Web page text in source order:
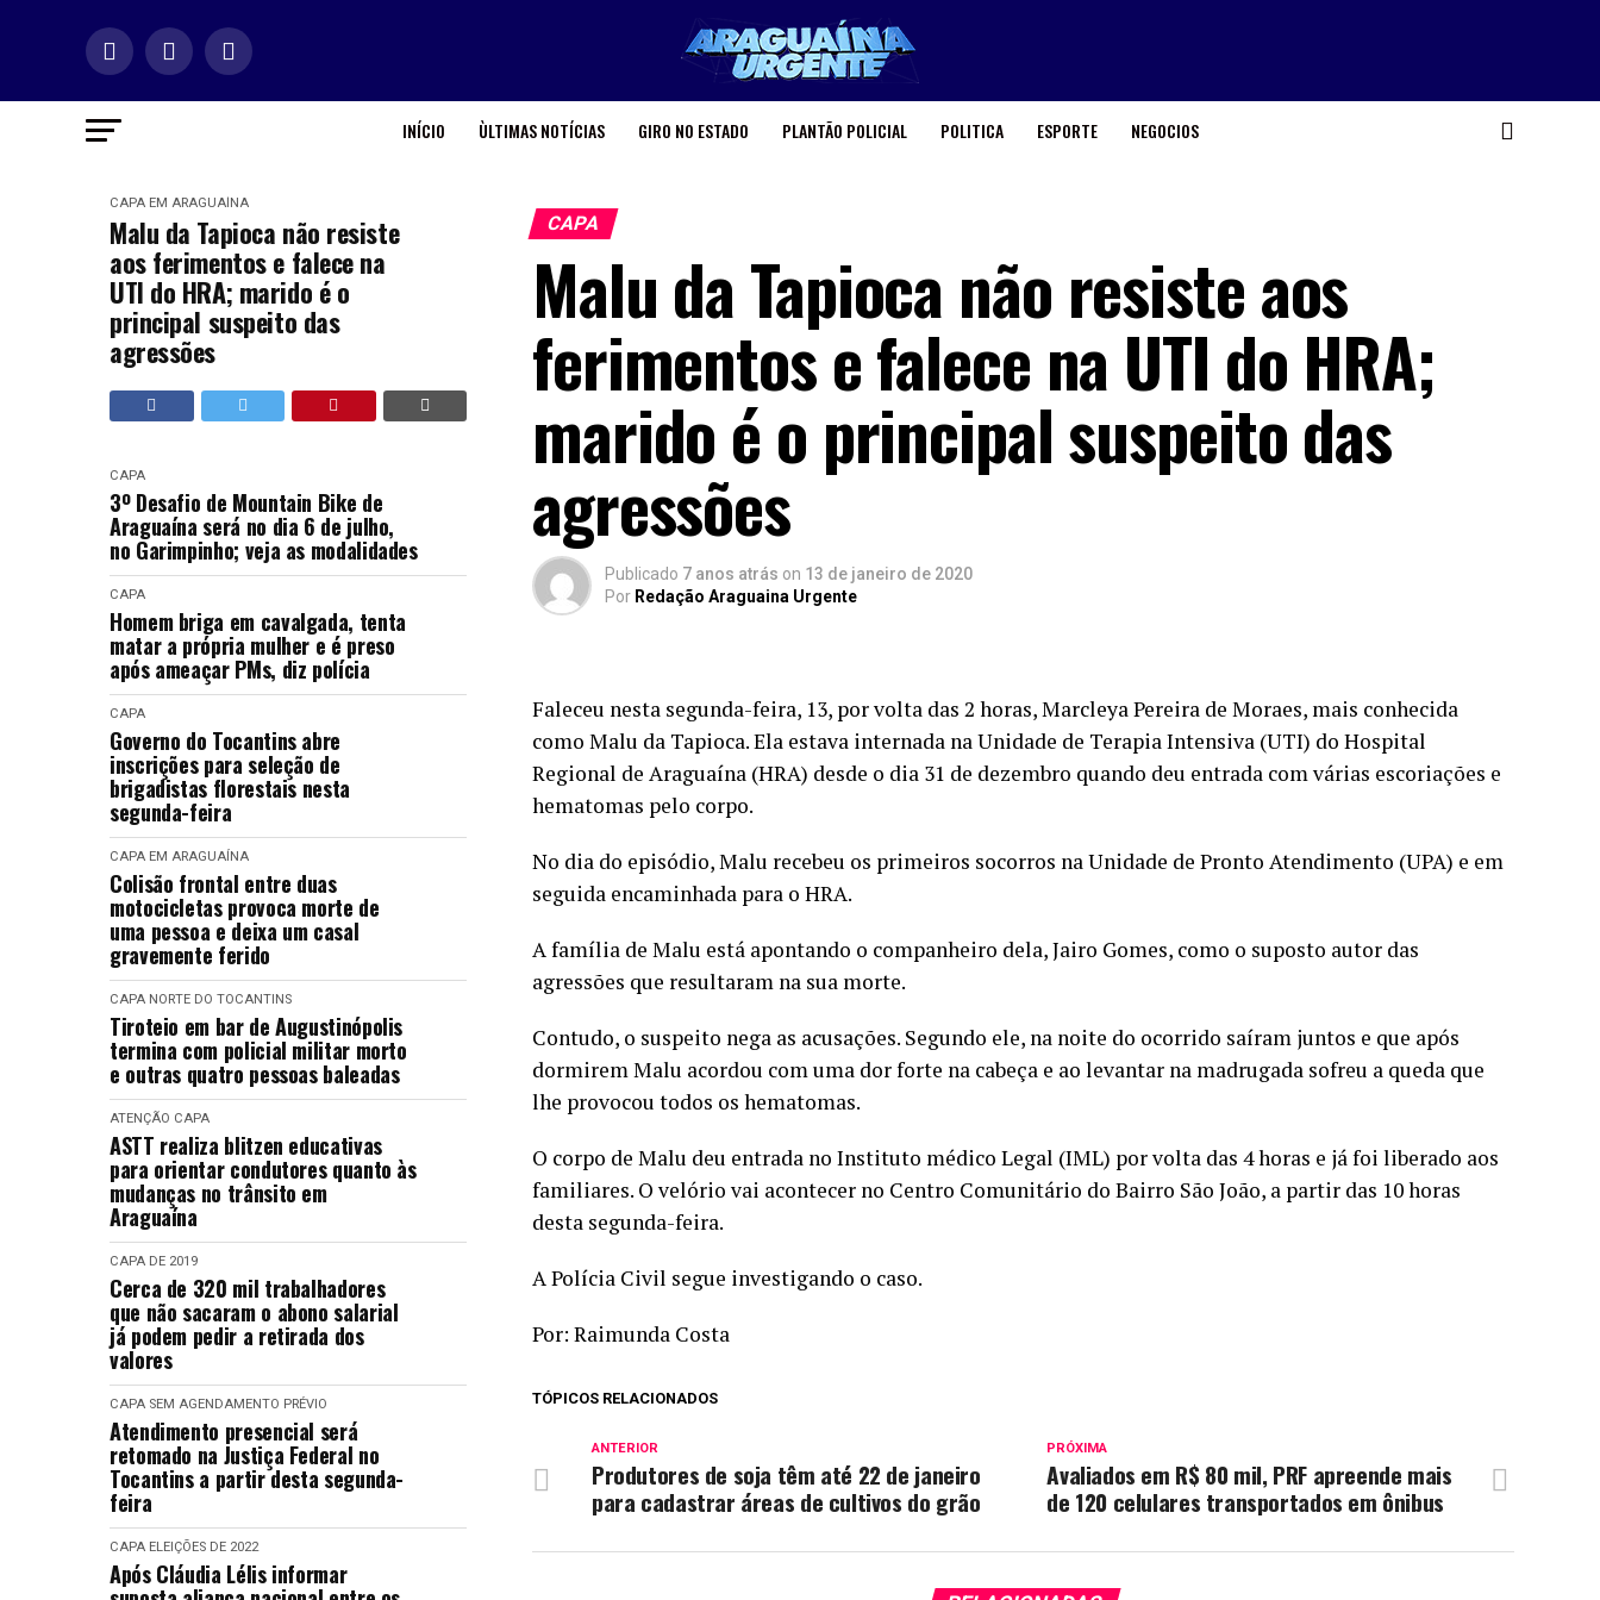
INÍCIO ÙLTIMAS NOTÍCIAS GIRO NO ESTADO PLANTÃO POLICIAL POLITICA ESPORTE NEGOCIOS
CAPA EM ARAGUAÍNA
Malu da Tapioca não resiste
aos ferimentos e falece na
UTI do HRA; marido é o
principal suspeito das
agressões
CAPA
3º Desafio de Mountain Bike de
Araguaína será no dia 6 de julho,
no Garimpinho; veja as modalidades
CAPA
Homem briga em cavalgada, tenta
matar a própria mulher e é preso
após ameaçar PMs, diz polícia
CAPA
Governo do Tocantins abre
inscrições para seleção de
brigadistas florestais nesta
segunda-feira
CAPA EM ARAGUAÍNA
Colisão frontal entre duas
motocicletas provoca morte de
uma pessoa e deixa um casal
gravemente ferido
CAPA NORTE DO TOCANTINS
Tiroteio em bar de Augustinópolis
termina com policial militar morto
e outras quatro pessoas baleadas
ATENÇÃO CAPA
ASTT realiza blitzen educativas
para orientar condutores quanto às
mudanças no trânsito em
Araguaína
CAPA DE 2019
Cerca de 320 mil trabalhadores
que não sacaram o abono salarial
já podem pedir a retirada dos
valores
CAPA SEM AGENDAMENTO PRÉVIO
Atendimento presencial será
retomado na Justiça Federal no
Tocantins a partir desta segunda-
feira
CAPA ELEIÇÕES DE 2022
Após Cláudia Lélis informar
CAPA
Malu da Tapioca não resiste aos
ferimentos e falece na UTI do HRA;
marido é o principal suspeito das
agressões
Publicado 7 anos atrás on 13 de janeiro de 2020
Por Redação Araguaina Urgente
Faleceu nesta segunda-feira, 13, por volta das 2 horas, Marcleya Pereira de Moraes, mais conhecida
como Malu da Tapioca. Ela estava internada na Unidade de Terapia Intensiva (UTI) do Hospital
Regional de Araguaína (HRA) desde o dia 31 de dezembro quando deu entrada com várias escoriações e
hematomas pelo corpo.
No dia do episódio, Malu recebeu os primeiros socorros na Unidade de Pronto Atendimento (UPA) e em
seguida encaminhada para o HRA.
A família de Malu está apontando o companheiro dela, Jairo Gomes, como o suposto autor das
agressões que resultaram na sua morte.
Contudo, o suspeito nega as acusações. Segundo ele, na noite do ocorrido saíram juntos e que após
dormirem Malu acordou com uma dor forte na cabeça e ao levantar na madrugada sofreu a queda que
lhe provocou todos os hematomas.
O corpo de Malu deu entrada no Instituto médico Legal (IML) por volta das 4 horas e já foi liberado aos
familiares. O velório vai acontecer no Centro Comunitário do Bairro São João, a partir das 10 horas
desta segunda-feira.
A Polícia Civil segue investigando o caso.
Por: Raimunda Costa
TÓPICOS RELACIONADOS
PRÓXIMA
Avaliados em R$ 80 mil, PRF apreende mais
de 120 celulares transportados em ônibus
ANTERIOR
Produtores de soja têm até 22 de janeiro
para cadastrar áreas de cultivos do grão